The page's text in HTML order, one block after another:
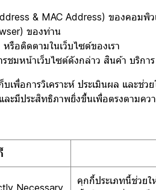
& MAC Address) ของคอมพิว
ของท่าน
อติดตามในเว็บไซต์ของเรา
ชมหน้าเว็บไซต์ดังกล่าว สินค้า บริก
เพื่อการวิเคราะห์ ประเมินผล และ
และมีประสิทธิภาพยิ่งขึ้นเพื่อตรงตามค
Necessary
คุกกี้ประเภทนี้ช่วยใ